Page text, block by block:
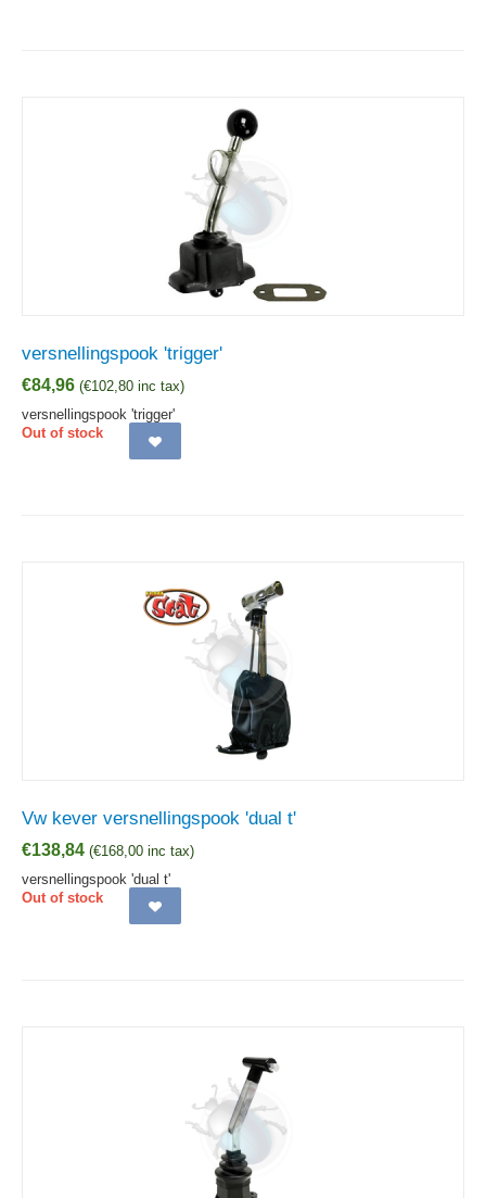
versnellingspook 'trigger'
€84,96 (€102,80 inc tax)
versnellingspook 'trigger'
Out of stock
Vw kever versnellingspook 'dual t'
€138,84 (€168,00 inc tax)
versnellingspook 'dual t'
Out of stock